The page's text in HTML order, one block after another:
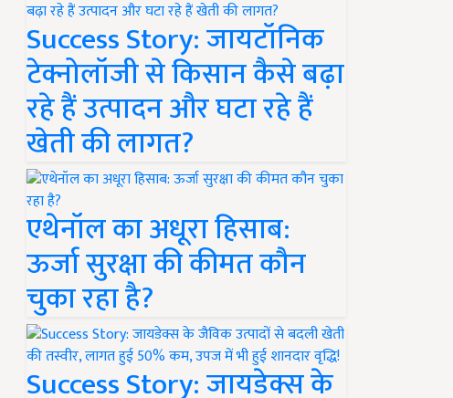
Success Story: जायटॉनिक
टेक्नोलॉजी से किसान कैसे बढ़ा
रहे हैं उत्पादन और घटा रहे हैं
खेती की लागत?
एथेनॉल का अधूरा हिसाब:
ऊर्जा सुरक्षा की कीमत कौन
चुका रहा है?
Success Story: जायडेक्स के